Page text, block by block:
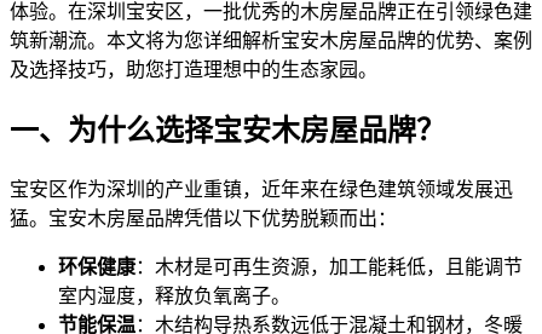
体验。在深圳宝安区，一批优秀的木房屋品牌正在引领绿色建
筑新潮流。本文将为您详细解析宝安木房屋品牌的优势、案例
及选择技巧，助您打造理想中的生态家园。
一、为什么选择宝安木房屋品牌？
宝安区作为深圳的产业重镇，近年来在绿色建筑领域发展迅
猛。宝安木房屋品牌凭借以下优势脱颖而出：
环保健康：木材是可再生资源，加工能耗低，且能调节
室内湿度，释放负氧离子。
节能保温 ：木结构导热系数远低于混凝土和钢材，冬暖